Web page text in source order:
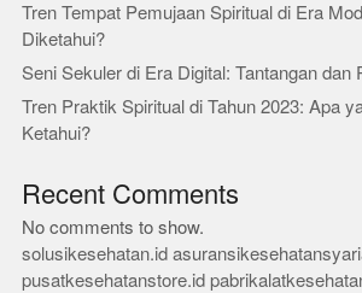
Tren Tempat Pemujaan Spiritual di Era
Diketahui?
Seni Sekuler di Era Digital: Tantangan dan
Tren Praktik Spiritual di Tahun 2023: Apa
Ketahui?
Recent Comments
No comments to show.
solusikesehatan.id
pusatkesehatanstore.id